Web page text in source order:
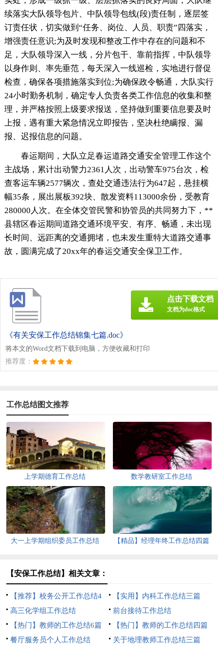
续落实大队领导包片、中队领导包线(段)责任制，逐层签
订责任状，切实做到“任务、岗位、人员、职责”四落实，
增强责任意识;为及时发现和整改工作中存在的问题和不
足，大队领导深入一线，分片包干、靠前指挥，中队领导
以身作则、率先垂范，每天深入一线巡检，实地进行督促
检查，确保各项措施落实到位;为确保政令畅通，大队实行
24小时勤务机制，确定专人负责各类工作信息的收集和整
理，并严格按照上级要求报送，坚持做到重要信息要及时
上报，遇有重大紧急情况立即报告，坚决杜绝瞒报、漏
报、迟报信息的问题。
春运期间，大队立足春运道路交通安全管理工作这个
主战场，累计出动警力2361人次，出动警车975台次，检
查客运车辆2577辆次，查处交通违法行为647起，悬挂横
幅35条，展出展板392块、散发资料113000余份，受教育
280000人次。在全体交管民警和协管员的共同努力下，**
县辖区春运期间道路交通环境平安、有序、畅通，未出现
长时间、远距离的交通拥堵，也未发生重特大道路交通事
故，圆满完成了20xx年的春运交通安全保卫工作。
《有关安保工作总结锦集七篇.doc》
将本文的Word文档下载到电脑，方便收藏和打印
推荐度：
点击下载文档
文档为doc格式
工作总结图文推荐
上学期德育工作总结 数学教研室工作总结
大一上学期组织委员工作总结 【精品】经理年终工作总结四篇
【安保工作总结】相关文章：
【推荐】校务公开工作总结4
篇
【实用】内科工作总结三篇
高三化学组工作总结
前台接待工作总结
【热门】教师的工作总结6篇
【热门】教师的工作总结四篇
餐厅服务员个人工作总结
关于地理教师工作总结三篇